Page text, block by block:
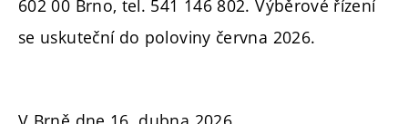
602 00 Brno, tel. 541 146 802. Výběrové řízení
se uskuteční do poloviny června 2026.